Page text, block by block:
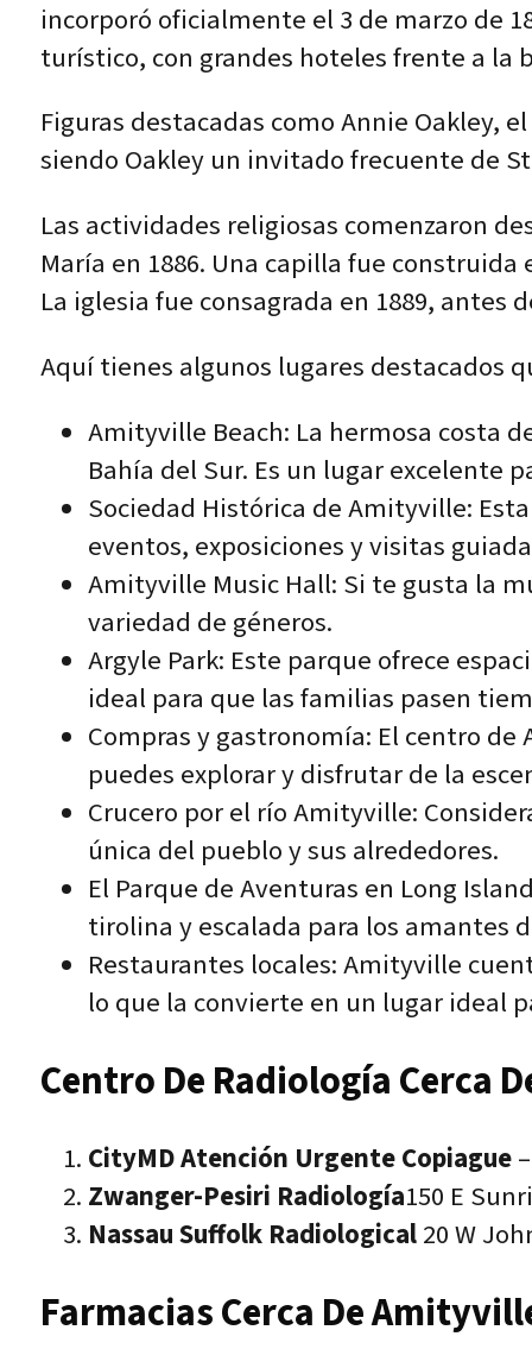
incorporó oficialmente el 3 de marzo de
turístico, con grandes hoteles frente a la
Figuras destacadas como Annie Oakley,
siendo Oakley un invitado frecuente de
Las actividades religiosas comenzaron
María en 1886. Una capilla fue
La iglesia fue consagrada en 1889,
Aquí tienes algunos lugares destacados
Amityville Beach: La hermosa costa
Bahía del Sur. Es un lugar excelente
Sociedad Histórica de Amityville:
eventos, exposiciones y visitas
Amityville Music Hall: Si te gusta la
variedad de géneros.
Argyle Park: Este parque ofrece
ideal para que las familias pasen
Compras y gastronomía: El centro
puedes explorar y disfrutar de la
Crucero por el río Amityville:
única del pueblo y sus alrededores.
El Parque de Aventuras en Long
tirolina y escalada para los amantes
Restaurantes locales: Amityville
lo que la convierte en un lugar ideal
Centro De Radiología Cerca
CityMD Atención Urgente Copiague–
Zwanger-Pesiri Radiología150 E
Nassau Suffolk Radiological20 W
Farmacias Cerca De